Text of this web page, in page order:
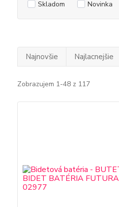
Skladom Novinka
Najnovšie Najlacnejšie
Zobrazujem 1-48 z 117